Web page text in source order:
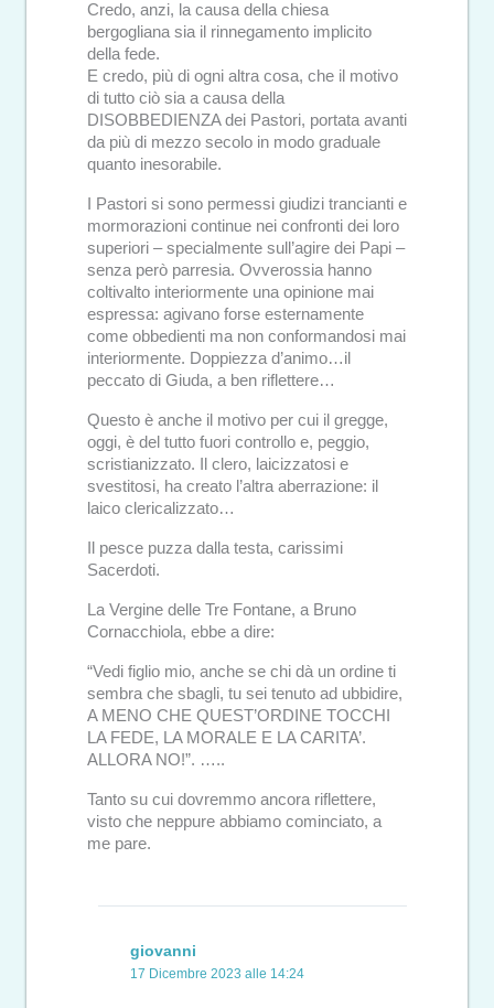
Credo, anzi, la causa della chiesa
bergogliana sia il rinnegamento implicito
della fede.
E credo, più di ogni altra cosa, che il motivo
di tutto ciò sia a causa della
DISOBBEDIENZA dei Pastori, portata avanti
da più di mezzo secolo in modo graduale
quanto inesorabile.
I Pastori si sono permessi giudizi trancianti e
mormorazioni continue nei confronti dei loro
superiori – specialmente sull’agire dei Papi –
senza però parresia. Ovverossia hanno
coltivalto interiormente una opinione mai
espressa: agivano forse esternamente
come obbedienti ma non conformandosi mai
interiormente. Doppiezza d’animo…il
peccato di Giuda, a ben riflettere…
Questo è anche il motivo per cui il gregge,
oggi, è del tutto fuori controllo e, peggio,
scristianizzato. Il clero, laicizzatosi e
svestitosi, ha creato l’altra aberrazione: il
laico clericalizzato…
Il pesce puzza dalla testa, carissimi
Sacerdoti.
La Vergine delle Tre Fontane, a Bruno
Cornacchiola, ebbe a dire:
“Vedi figlio mio, anche se chi dà un ordine ti
sembra che sbagli, tu sei tenuto ad ubbidire,
A MENO CHE QUEST’ORDINE TOCCHI
LA FEDE, LA MORALE E LA CARITA’.
ALLORA NO!”. …..
Tanto su cui dovremmo ancora riflettere,
visto che neppure abbiamo cominciato, a
me pare.
giovanni
17 Dicembre 2023 alle 14:24